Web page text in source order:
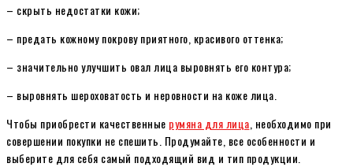
– скрыть недостатки кожи;
– предать кожному покрову приятного, красивого оттенка;
– значительно улучшить овал лица выровнять его контура;
– выровнять шероховатость и неровности на коже лица.
Чтобы приобрести качественные румяна для лица , необходимо при
совершении покупки не спешить. Продумайте, все особенности и
выберите для себя самый подходящий вид и тип продукции.